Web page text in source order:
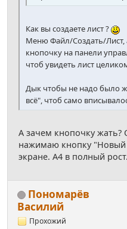
Как вы создаете лист ?
Меню Файл/Создать/
кнопочку на панели
чтоб увидеть лист
Дык чтобы не надо было
всё", чтоб само
А зачем кнопочку
нажимаю кнопку "Новый
экране. А4 в полный рост.
Пономарёв
Василий
Прохожий